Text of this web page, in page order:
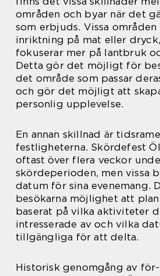
områden och byar när det
som erbjuds. Vissa områden
inriktning på mat eller
fokuserar mer på lantbruk
Detta gör det möjligt för
det område som passar
och gör det möjligt att
personlig upplevelse.
En annan skillnad är
festligheterna. Skördefest
oftast över flera veckor
skördeperioden, men vissa
datum för sina evenemang.
besökarna möjlighet att
baserat på vilka aktiviteter
intresserade av och vilka
tillgängliga för att delta.
Historisk genomgång av